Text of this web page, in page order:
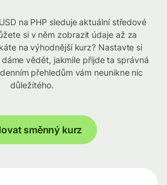
na PHP sleduje aktuální středové
si v něm zobrazit údaje až za
na výhodnější kurz? Nastavte si
vědět, jakmile přijde ta správná
přehledům vám neunikne nic
důležitého.
směnný kurz